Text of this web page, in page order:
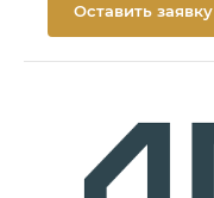
Оставить заявку